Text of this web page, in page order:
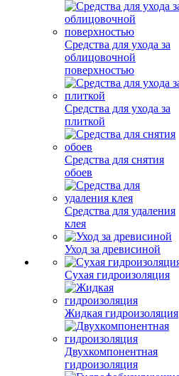
Средства для ухода за
облицовочной
поверхностью
Средства для ухода за
плиткой
Средства для снятия
обоев
Средства для удаления
клея
Уход за древисиной
Сухая гидроизоляция
Жидкая гидроизоляция
Двухкомпонентная
гидроизоляция